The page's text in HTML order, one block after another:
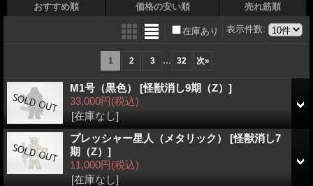
おすすめ順 価格の安い順 売れ筋順
表示件数:
在庫あり
1 2 3 ... 32 次»
M1号（黒色） [怪獣消し9期（Z）]
33,000円(税込)
[在庫なし]
プレッシャー星人（メタリック） [怪獣消し7
期（Z）]
11,000円(税込)
[在庫なし]